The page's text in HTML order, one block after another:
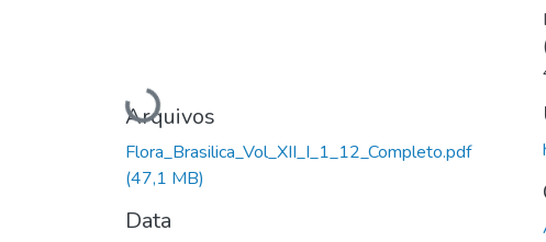
Carregando...
Arquivos
Flora_Brasilica_Vol_XII_I_1_12_Completo.pdf
(47,1 MB)
Data